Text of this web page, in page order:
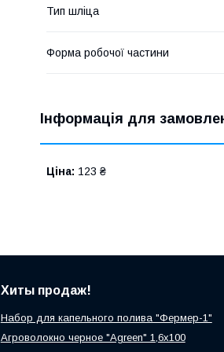
Тип шліца
Форма робочої частини
Інформація для
Ціна: 123 ₴
Хиты продаж!
Набор для капельного полива "Фермер-1"
Агроволокно черное "Agreen" 1,6х100